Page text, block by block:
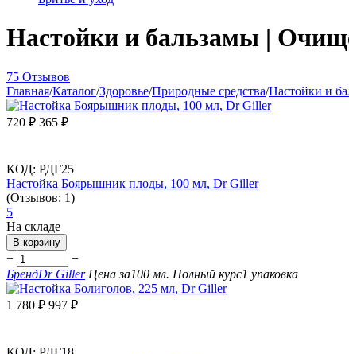
Настойки и бальзамы |
75 Отзывов
Главная/Каталог/Здоровье/Природные средства/Настойки и
720 ₽ 365 ₽
КОД: РДГ25
Настойка Боярышник плоды, 100 мл, Dr Giller
(Отзывов: 1)
5
На складе
В корзину
+
−
БрендDr Giller Цена за100 мл. Полный курс1 упаковка
1 780 ₽ 997 ₽